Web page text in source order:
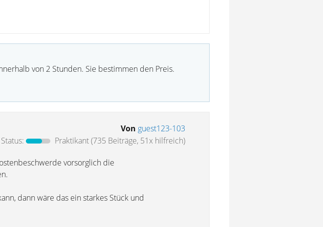
von 2 Stunden. Sie bestimmen den Preis.
Von guest123-103
Status:
Praktikant(735 Beiträge, 51x hilfreich)
vorsorglich die
dann wäre das ein starkes Stück und